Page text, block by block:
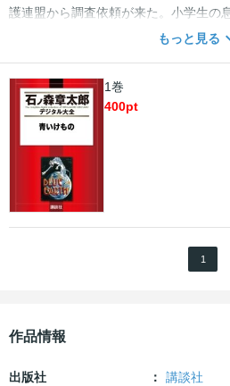
護連盟から調査依頼が来た。小学生の
ンガポールへと向かった。そこで譲は
明の“動物”の実在を確認することだっ
呼ばれ、神出鬼没に現われて……!?
もっと見る
1巻
400pt
1
作品情報
出版社 講談社